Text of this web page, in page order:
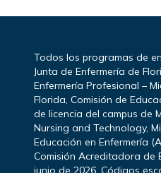
Todos los programas de
Junta de Enfermería de
Enfermería Profesional –
Florida, Comisión de
de licencia del campus de
Nursing and Technology,
Educación en Enfermería
Comisión Acreditadora de
junio de 2026. Códigos